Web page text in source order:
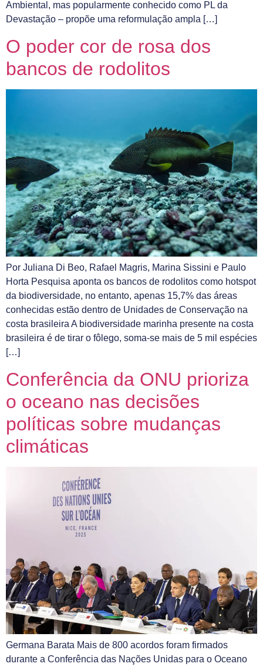
Ambiental, mas popularmente conhecido como PL da
Devastação – propõe uma reformulação ampla […]
O poder cor de rosa dos
bancos de rodolitos
Por Juliana Di Beo, Rafael Magris, Marina Sissini e Paulo
Horta Pesquisa aponta os bancos de rodolitos como hotspot
da biodiversidade, no entanto, apenas 15,7% das áreas
conhecidas estão dentro de Unidades de Conservação na
costa brasileira A biodiversidade marinha presente na costa
brasileira é de tirar o fôlego, soma-se mais de 5 mil espécies
[…]
Conferência da ONU prioriza
o oceano nas decisões
políticas sobre mudanças
climáticas
Germana Barata Mais de 800 acordos foram firmados
durante a Conferência das Nações Unidas para o Oceano